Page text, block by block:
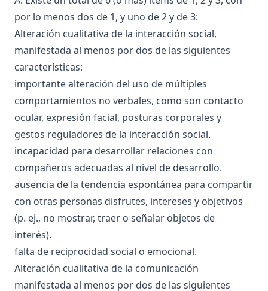
por lo menos dos de 1, y uno de 2 y de 3:
Alteración cualitativa de la interacción social,
manifestada al menos por dos de las siguientes
características:
importante alteración del uso de múltiples
comportamientos no verbales, como son contacto
ocular, expresión facial, posturas corporales y
gestos reguladores de la interacción social.
incapacidad para desarrollar relaciones con
compañeros adecuadas al nivel de desarrollo.
ausencia de la tendencia espontánea para compartir
con otras personas disfrutes, intereses y objetivos
(p. ej., no mostrar, traer o señalar objetos de
interés).
falta de reciprocidad social o emocional.
Alteración cualitativa de la comunicación
manifestada al menos por dos de las siguientes